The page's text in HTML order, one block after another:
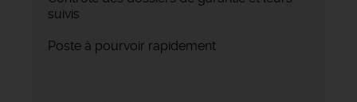
suivis
Poste à pourvoir rapidement